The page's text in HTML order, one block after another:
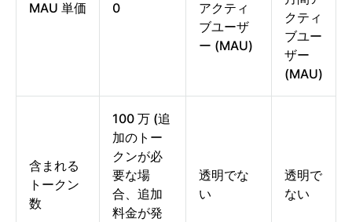
MAU 単価 0
アクティ
ブユーザ
ー (MAU)
クティ
ブユー
ザー
(MAU)
含まれる
トークン
数
100 万 (追
加のトー
クンが必
要な場
合、追加
料金が発
透明でな
い
透明で
ない